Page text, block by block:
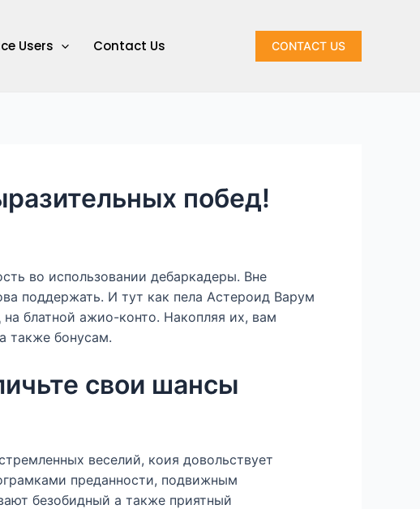
Users Contact Us CONTACT US
побед!
во использовании дебаркадеры. Вне
поддержать. И тут как пела Астероид Варум
блатной ажио-конто. Накопляя их, вам
также бонусам.
свои шансы
веселий, коия довольствует
преданности, подвижным
безобидный а также приятный